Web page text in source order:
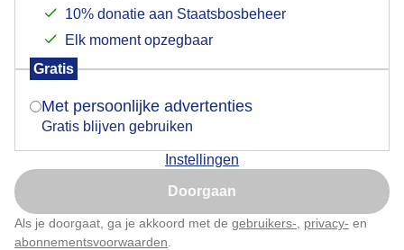
10% donatie aan Staatsbosbeheer
Elk moment opzegbaar
Gratis
Met persoonlijke advertenties
Gratis blijven gebruiken
Instellingen
Doorgaan
Als je doorgaat, ga je akkoord met de gebruikers- privacy- en
abonnementsvoorwaarden
Door: Jolanda Bakker Gemaakt: 11-12-2025, 135x bekeken
verschijnt er zo een pop-up uit je browser waarin
Is goed, toon de popup
Nu niet, misschien later
Klik hierom dit aan te passen